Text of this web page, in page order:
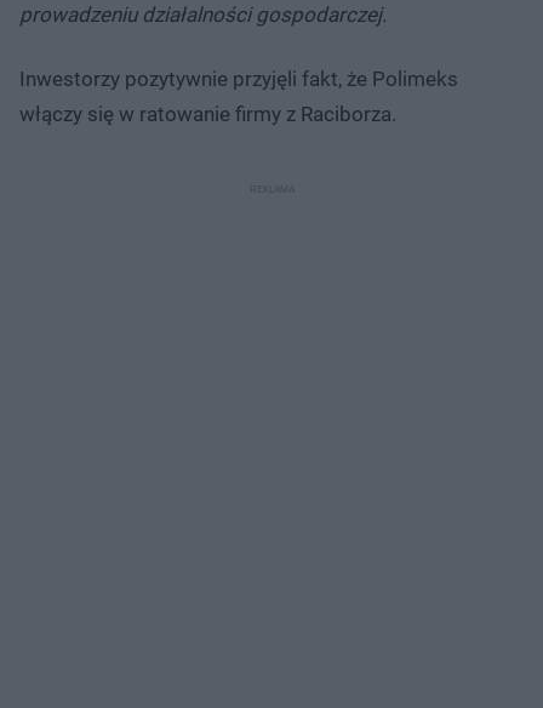
prowadzeniu działalności gospodarczej.
Inwestorzy pozytywnie przyjęli fakt, że Polimeks
włączy się w ratowanie firmy z Raciborza.